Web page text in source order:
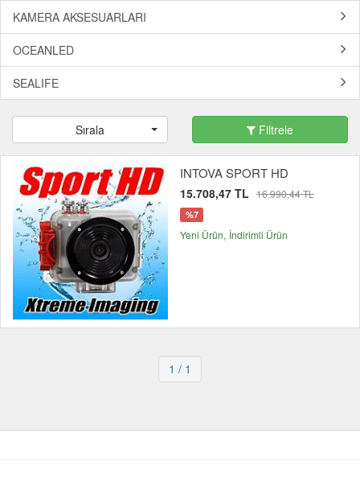
KAMERA AKSESUARLARI
OCEANLED
SEALIFE
Sırala Filtrele
INTOVA SPORT HD
15.708,47 TL 16.990,44 TL
%7
Yeni Ürün İndirimli Ürün
1 / 1